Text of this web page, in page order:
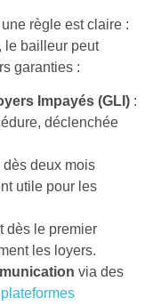
règle est claire :
le bailleur peut
garanties :
Impayés (GLI) :
déclenchée
deux mois
utile pour les
dès le premier
les loyers.
via des